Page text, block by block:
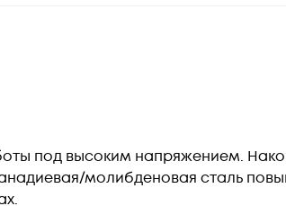
под высоким напряжением.
молибденовая сталь